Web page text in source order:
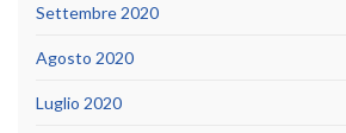
Settembre 2020
Agosto 2020
Luglio 2020